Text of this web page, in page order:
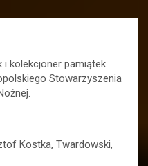
kolekcjoner pamiątek
Stowarzyszenia
Kostka, Twardowski,